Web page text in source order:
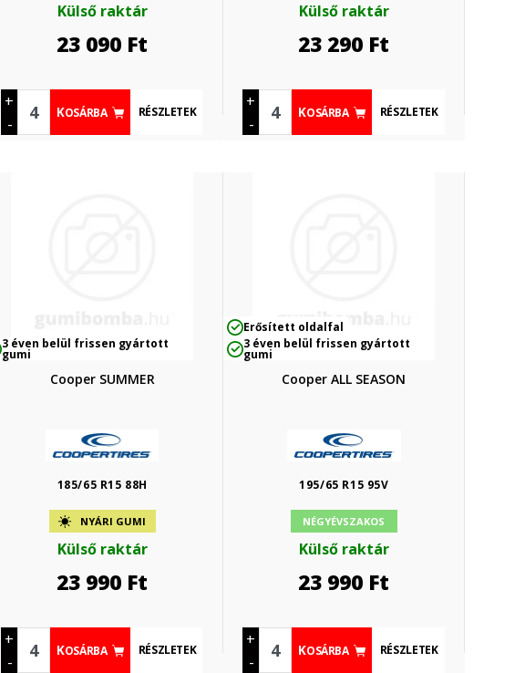
Külső raktár
23 090 Ft
+
-
KOSÁRBA RÉSZLETEK
Külső raktár
23 290 Ft
+
-
KOSÁRBA RÉSZLETEK
3 éven belül frissen gyártott
gumi
Cooper SUMMER
185/65 R15 88H
NYÁRI GUMI
Külső raktár
23 990 Ft
+
-
KOSÁRBA RÉSZLETEK
Erősített oldalfal
3 éven belül frissen gyártott
gumi
Cooper ALL SEASON
195/65 R15 95V
NÉGYÉVSZAKOS
Külső raktár
23 990 Ft
+
-
KOSÁRBA RÉSZLETEK